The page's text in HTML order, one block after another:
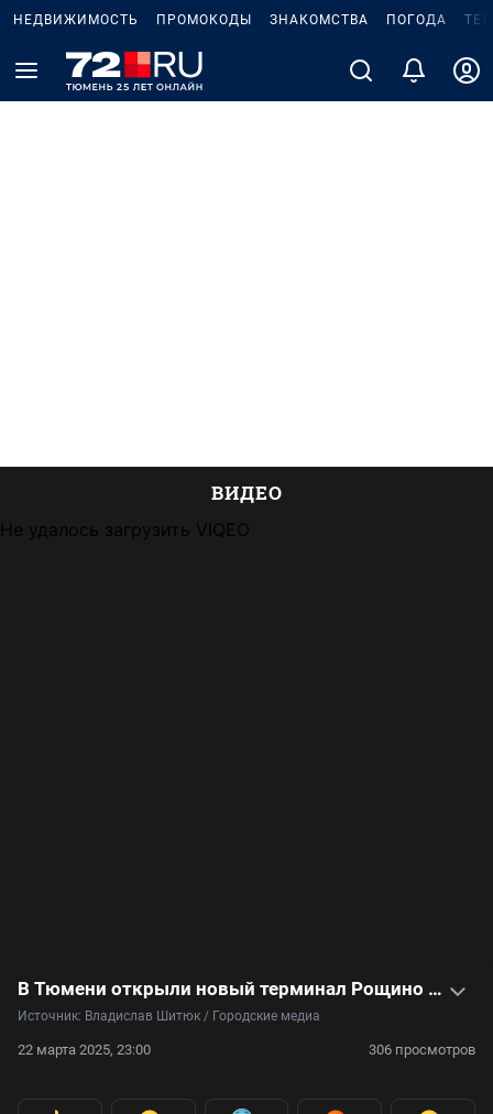
НЕДВИЖИМОСТЬ ПРОМОКОДЫ ЗНАКОМСТВА ПОГОДА
ВИДЕО
Не удалось загрузить VIQEO
В Тюмени открыли новый терминал Рощино — как он выглядит изнутри
Источник: Владислав Шитюк / Городские медиа
22 марта 2025, 23:00 306 просмотров